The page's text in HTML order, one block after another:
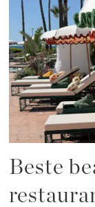
Beste